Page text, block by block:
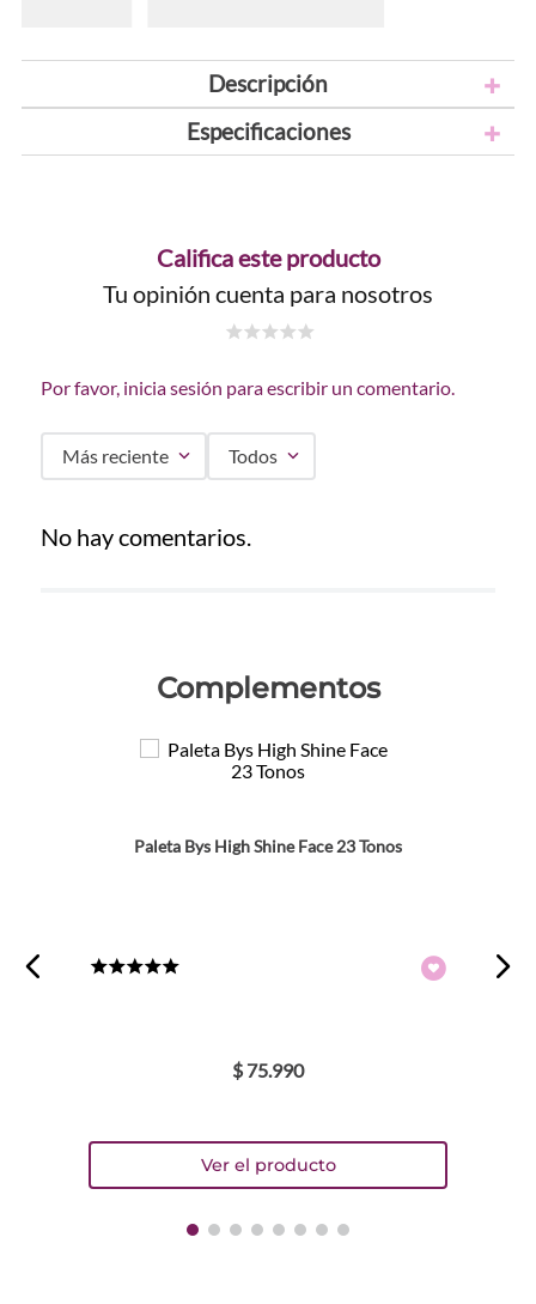
Descripción
Especificaciones
Califica este producto
Tu opinión cuenta para nosotros
Por favor, inicia sesión para escribir un comentario.
Más reciente Todos
No hay comentarios.
Complementos
Paleta Bys High Shine Face 23 Tonos
$ 75.990